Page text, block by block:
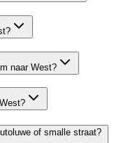
naar West?
of smalle straat?